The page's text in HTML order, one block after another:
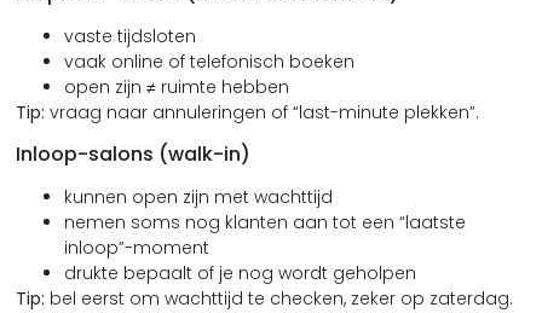
vaste tijdsloten
vaak online of telefonisch boeken
open zijn ≠ ruimte hebben
Tip: vraag naar annuleringen of “last-minute plekken”.
Inloop-salons (walk-in)
kunnen open zijn met wachttijd
nemen soms nog klanten aan tot een “laatste
inloop”-moment
drukte bepaalt of je nog wordt geholpen
Tip: bel eerst om wachttijd te checken, zeker op zaterdag.